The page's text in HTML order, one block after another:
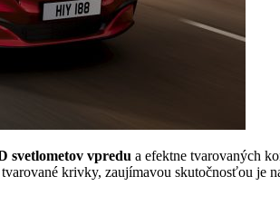
svetlometov vpredu a efektne tvarovaných
krivky, zaujímavou skutočnosťou je